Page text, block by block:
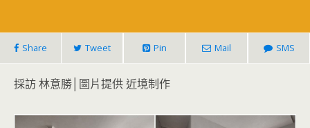
Share Tweet Pin Mail SMS
採訪 林意勝│圖片提供 近境制作